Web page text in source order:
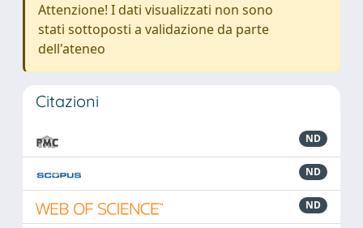
Attenzione! I dati visualizzati non sono
stati sottoposti a validazione da parte
dell'ateneo
Citazioni
ND
ND
ND